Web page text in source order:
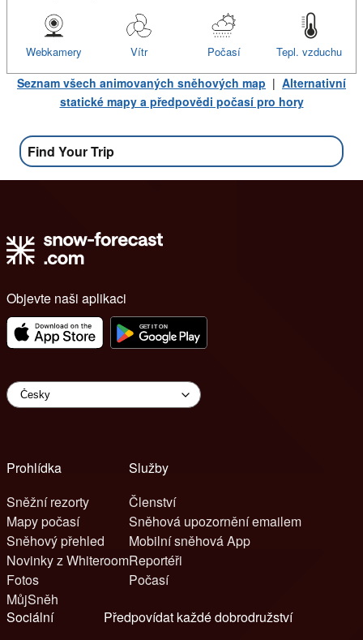
Tepl. vzduchu
Počasí
Vítr
Webkamery
Seznam všech animovaných sněhových map | Alternativní
statické mapy a předpovědi počasí pro hory
Find Your Trip
Objevte naši aplikaci
Prohlídka
Sněžní rezorty
Mapy počasí
Sněhový přehled
Novinky z Whiteroom
Fotos
MůjSněh
Služby
Členství
Sněhová upozornění emailem
Mobilní sněhová App
Reportéři
Počasí
Sociální
Předpovídat každé dobrodružství